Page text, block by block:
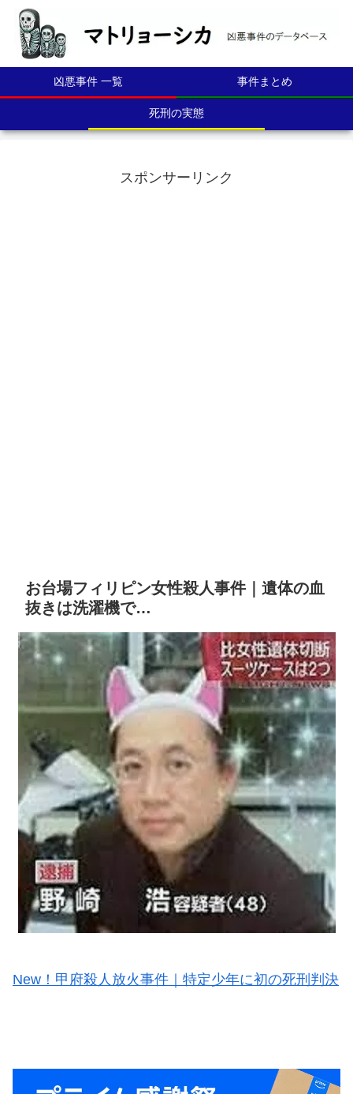
凶悪事件 一覧 事件まとめ
死刑の実態
スポンサーリンク
お台場フィリピン女性殺人事件｜遺体の血
抜きは洗濯機で…
New！甲府殺人放火事件｜特定少年に初の死刑判決